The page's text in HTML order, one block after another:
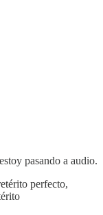
pasando a audio.
perfecto,